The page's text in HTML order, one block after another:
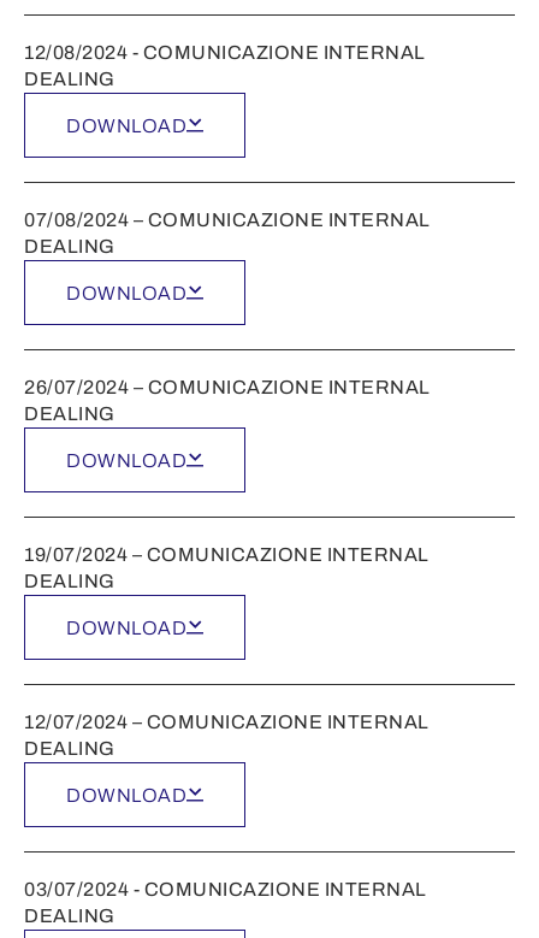
12/08/2024 - COMUNICAZIONE INTERNAL
DEALING
DOWNLOAD
07/08/2024 – COMUNICAZIONE INTERNAL
DEALING
DOWNLOAD
26/07/2024 – COMUNICAZIONE INTERNAL
DEALING
DOWNLOAD
19/07/2024 – COMUNICAZIONE INTERNAL
DEALING
DOWNLOAD
12/07/2024 – COMUNICAZIONE INTERNAL
DEALING
DOWNLOAD
03/07/2024 - COMUNICAZIONE INTERNAL
DEALING